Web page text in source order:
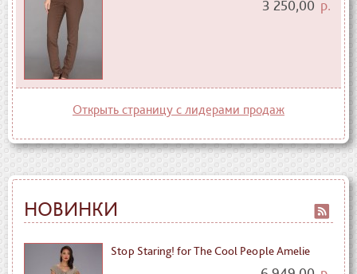
3 250,00 р.
Открыть страницу с лидерами продаж
НОВИНКИ
Stop Staring! for The Cool People Amelie